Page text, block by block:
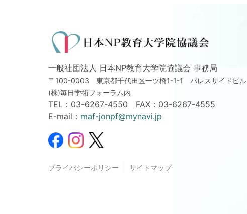
一般社団法人 日本NP教育大学院協議会 事務局
〒100-0003 東京都千代田区一ツ橋1-1-1 パレスサイドビル
(株)毎日学術フォーラム内
TEL： 03-6267-4550 FAX：03-6267-4555
E-mail： maf-jonpf@mynavi.jp
プライバシーポリシー サイトマップ